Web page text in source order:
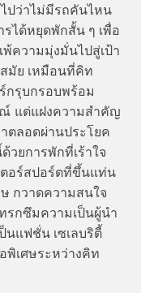
ปว่าไม่มีรถคันไหน
รได้หยุดพักสั้น ๆ เพื่อ
ความมุ่งมั่นไปสู่เป้า
มัย เหมือนที่คิท
กรุบกรอบพร้อม
แต่แฝงความสำคัญ
ตลอดผ่านประโยค
ยการพักที่เร้าใจ
ตอร์สปอร์ตที่ขึ้นแท่น
กวาดความสนใจ
รกซึมความเป็นผู้นำ
นแฟชั่น เซเลบริตี้
พิเศษระหว่างคิท